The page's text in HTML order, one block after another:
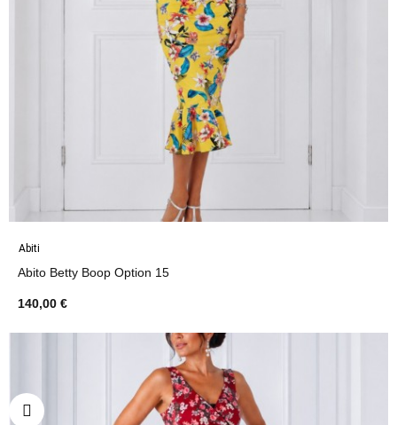
Abiti
Abito Betty Boop Option 15
140,00 €